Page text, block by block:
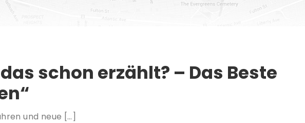
schon erzählt? – Das Beste
und neue […]